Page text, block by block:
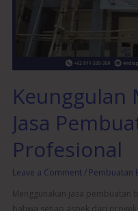
Keunggulan
Jasa
Profesional
Leave a Comment / Pembuatan
Menggunakan jasa pembuatan
bahwa setiap aspek dari
Profesional